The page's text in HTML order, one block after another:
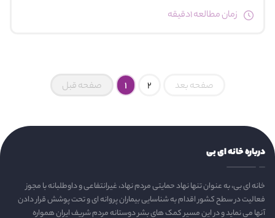
زمان مطالعه 1دقیقه
صفحه قبل 1 2 صفحه بعد
درباره خانه ای بی
خانه ای بی، به عنوان تنها نهاد حمایتی مردم نهاد، غیرانتفاعی و داوطلبانه با مجوز
فعالیت در سطح کشور اقدام به شناسایی بیماران پروانه ای و تحت پوشش قرار دادن
آنها می نماید و در این مسیر کمک های بشر دوستانه مردم شریف ایران همواره